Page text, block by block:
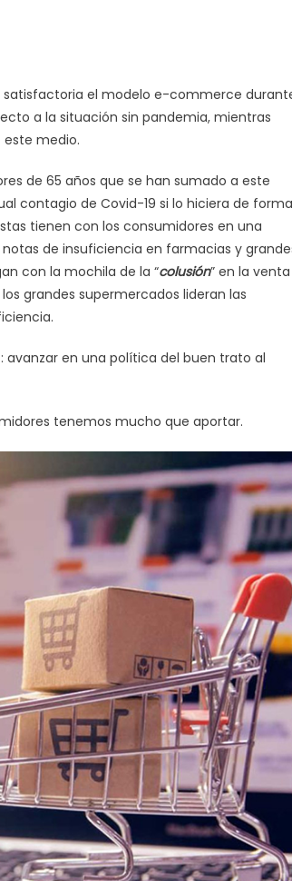
satisfactoria el modelo e-commerce
a la situación sin pandemia, mientras
este medio.
de 65 años que se han sumado a este
contagio de Covid-19 si lo hiciera de forma
tienen con los consumidores en una
de insuficiencia en farmacias y
con la mochila de la “colusión” en la venta
grandes supermercados lideran las
avanzar en una política del buen trato al
tenemos mucho que aportar.